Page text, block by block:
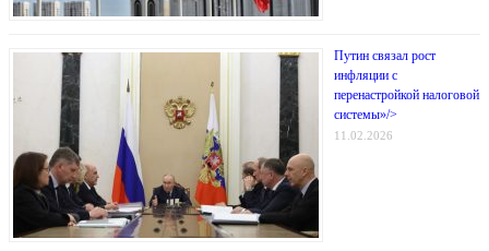
Путин связал рост
инфляции с
перенастройкой налоговой
системы»/>
11.02.2026